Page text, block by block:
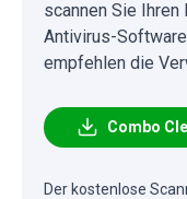
scannen Sie
Antivirus-
empfehlen die
Combo
Der kostenlose